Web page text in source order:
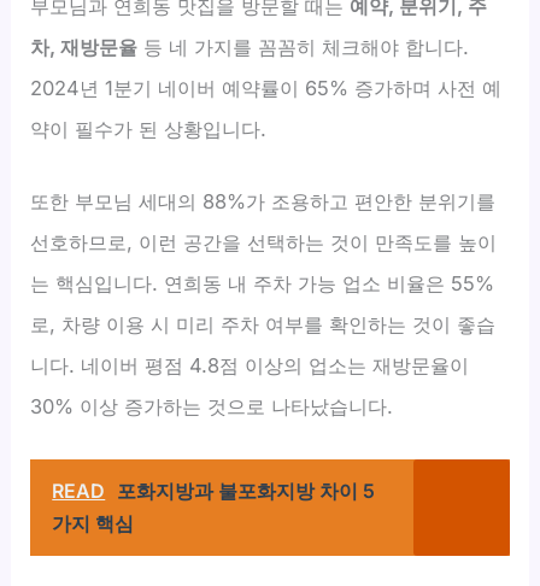
부모님과 연희동 맛집을 방문할 때는 예약, 분위기, 주
차, 재방문율 등 네 가지를 꼼꼼히 체크해야 합니다.
2024년 1분기 네이버 예약률이 65% 증가하며 사전 예
약이 필수가 된 상황입니다.
또한 부모님 세대의 88%가 조용하고 편안한 분위기를
선호하므로, 이런 공간을 선택하는 것이 만족도를 높이
는 핵심입니다. 연희동 내 주차 가능 업소 비율은 55%
로, 차량 이용 시 미리 주차 여부를 확인하는 것이 좋습
니다. 네이버 평점 4.8점 이상의 업소는 재방문율이
30% 이상 증가하는 것으로 나타났습니다.
READ
포화지방과 불포화지방 차이 5
가지 핵심